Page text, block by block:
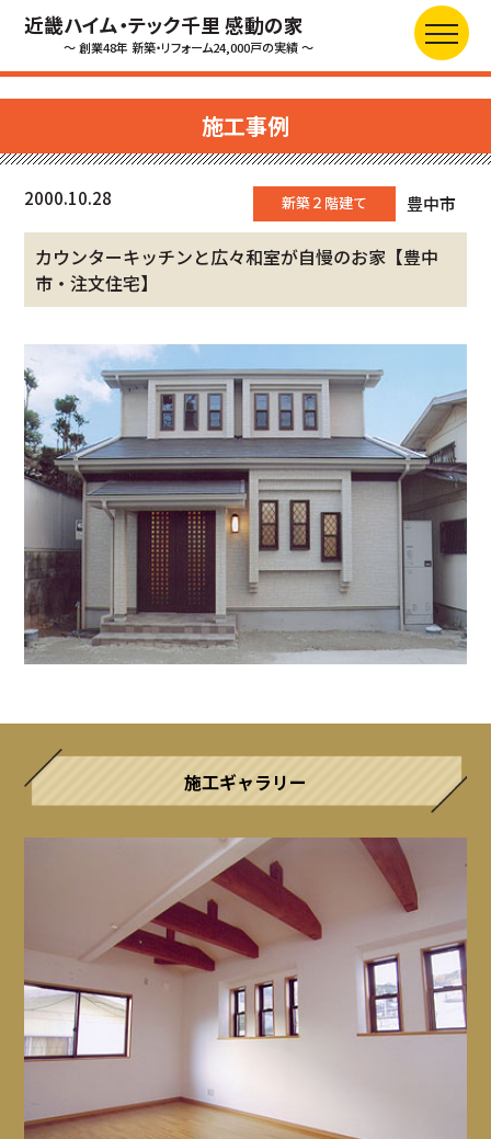
近畿ハイム・テック千里 感動の家
～ 創業48年 新築・リフォーム24,000戸の実績 ～
施工事例
2000.10.28 新築２階建て 豊中市
カウンターキッチンと広々和室が自慢のお家【豊中
市・注文住宅】
施工ギャラリー